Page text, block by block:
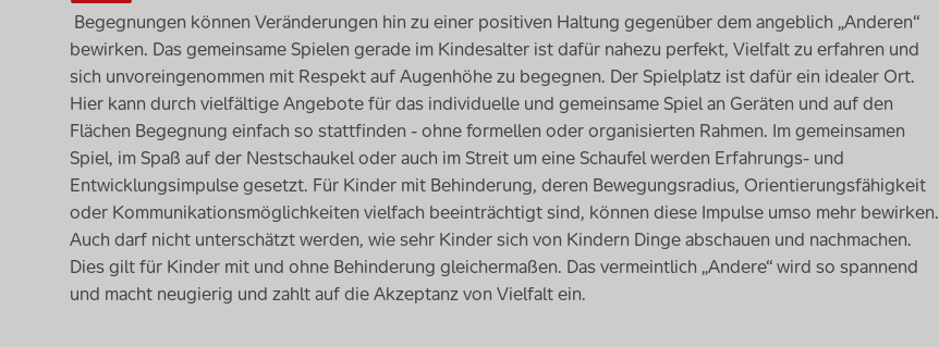
Begegnungen können Veränderungen hin zu einer positiven Haltung gegenüber dem angeblich „Anderen“
bewirken. Das gemeinsame Spielen gerade im Kindesalter ist dafür nahezu perfekt, Vielfalt zu erfahren und
sich unvoreingenommen mit Respekt auf Augenhöhe zu begegnen. Der Spielplatz ist dafür ein idealer Ort.
Hier kann durch vielfältige Angebote für das individuelle und gemeinsame Spiel an Geräten und auf den
Flächen Begegnung einfach so stattfinden - ohne formellen oder organisierten Rahmen. Im gemeinsamen
Spiel, im Spaß auf der Nestschaukel oder auch im Streit um eine Schaufel werden Erfahrungs- und
Entwicklungsimpulse gesetzt. Für Kinder mit Behinderung, deren Bewegungsradius, Orientierungsfähigkeit
oder Kommunikationsmöglichkeiten vielfach beeinträchtigt sind, können diese Impulse umso mehr bewirken.
Auch darf nicht unterschätzt werden, wie sehr Kinder sich von Kindern Dinge abschauen und nachmachen.
Dies gilt für Kinder mit und ohne Behinderung gleichermaßen. Das vermeintlich „Andere“ wird so spannend
und macht neugierig und zahlt auf die Akzeptanz von Vielfalt ein.